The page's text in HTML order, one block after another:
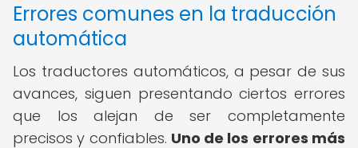
Errores comunes en la traducción
automática
Los traductores automáticos, a pesar de sus
avances, siguen presentando ciertos errores
que los alejan de ser completamente
precisos y confiables. Uno de los errores más